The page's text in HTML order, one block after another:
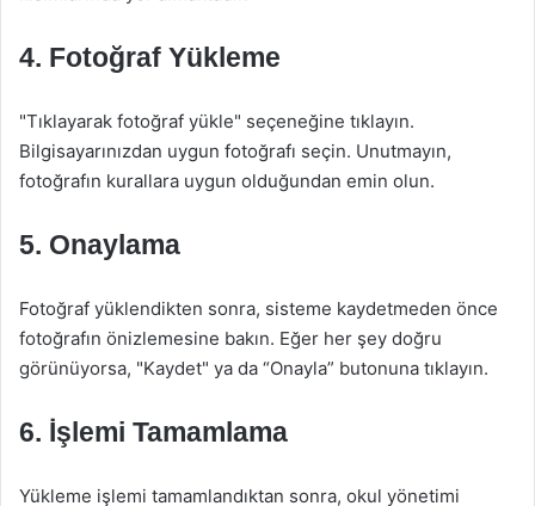
4. Fotoğraf Yükleme
"Tıklayarak fotoğraf yükle" seçeneğine tıklayın.
Bilgisayarınızdan uygun fotoğrafı seçin. Unutmayın,
fotoğrafın kurallara uygun olduğundan emin olun.
5. Onaylama
Fotoğraf yüklendikten sonra, sisteme kaydetmeden önce
fotoğrafın önizlemesine bakın. Eğer her şey doğru
görünüyorsa, "Kaydet" ya da “Onayla” butonuna tıklayın.
6. İşlemi Tamamlama
Yükleme işlemi tamamlandıktan sonra, okul yönetimi